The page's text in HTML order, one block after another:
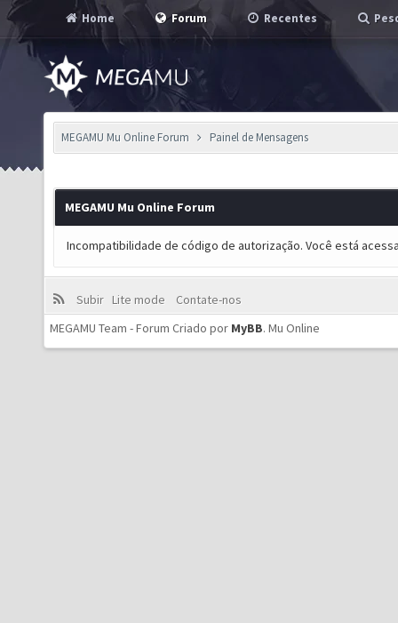
Home Forum Recentes
MEGAMU Mu Online Forum Painel de Mensagens
MEGAMU Mu Online Forum
Incompatibilidade de código de autorização. Você está
Subir Lite mode
Contate-nos
MEGAMU Team - Forum Criado por MyBB. Mu Online